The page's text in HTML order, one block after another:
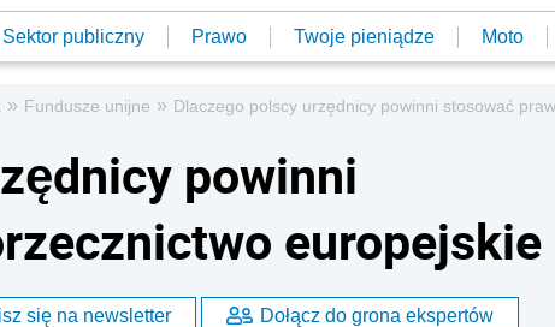
Sektor publiczny Prawo Twoje pieniądze Moto
» Fundusze unijne » Dlaczego polscy urzędnicy powinni stosować
powinni
europejskie
się na newsletter Dołącz do grona ekspertów